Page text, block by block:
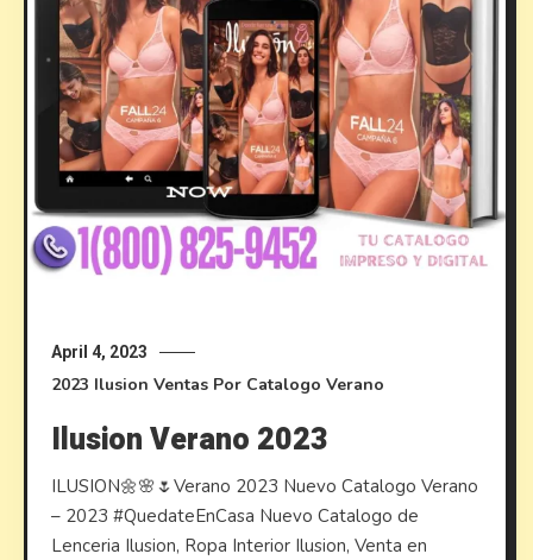
April 4, 2023
2023 Ilusion Ventas Por Catalogo Verano
Ilusion Verano 2023
ILUSION🌼🌸🌷Verano 2023 Nuevo Catalogo Verano
– 2023 #QuedateEnCasa Nuevo Catalogo de
Lenceria Ilusion, Ropa Interior Ilusion, Venta en